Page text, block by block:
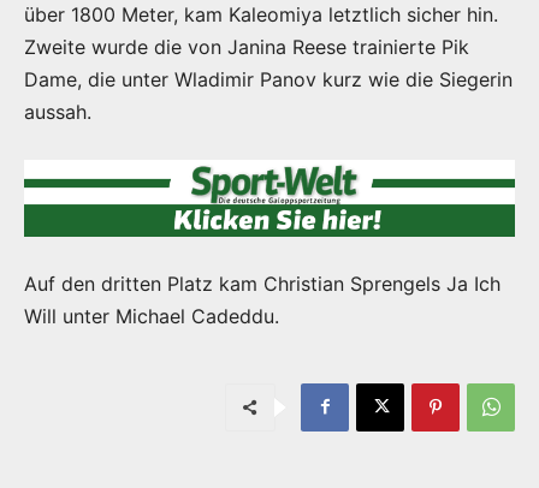
über 1800 Meter, kam Kaleomiya letztlich sicher hin.
Zweite wurde die von Janina Reese trainierte Pik
Dame, die unter Wladimir Panov kurz wie die Siegerin
aussah.
Auf den dritten Platz kam Christian Sprengels Ja Ich
Will unter Michael Cadeddu.